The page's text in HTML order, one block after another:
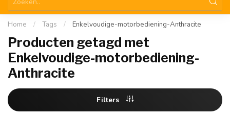
Home / Tags / Enkelvoudige-motorbediening-Anthracite
Producten getagd met
Enkelvoudige-motorbediening-
Anthracite
Filters